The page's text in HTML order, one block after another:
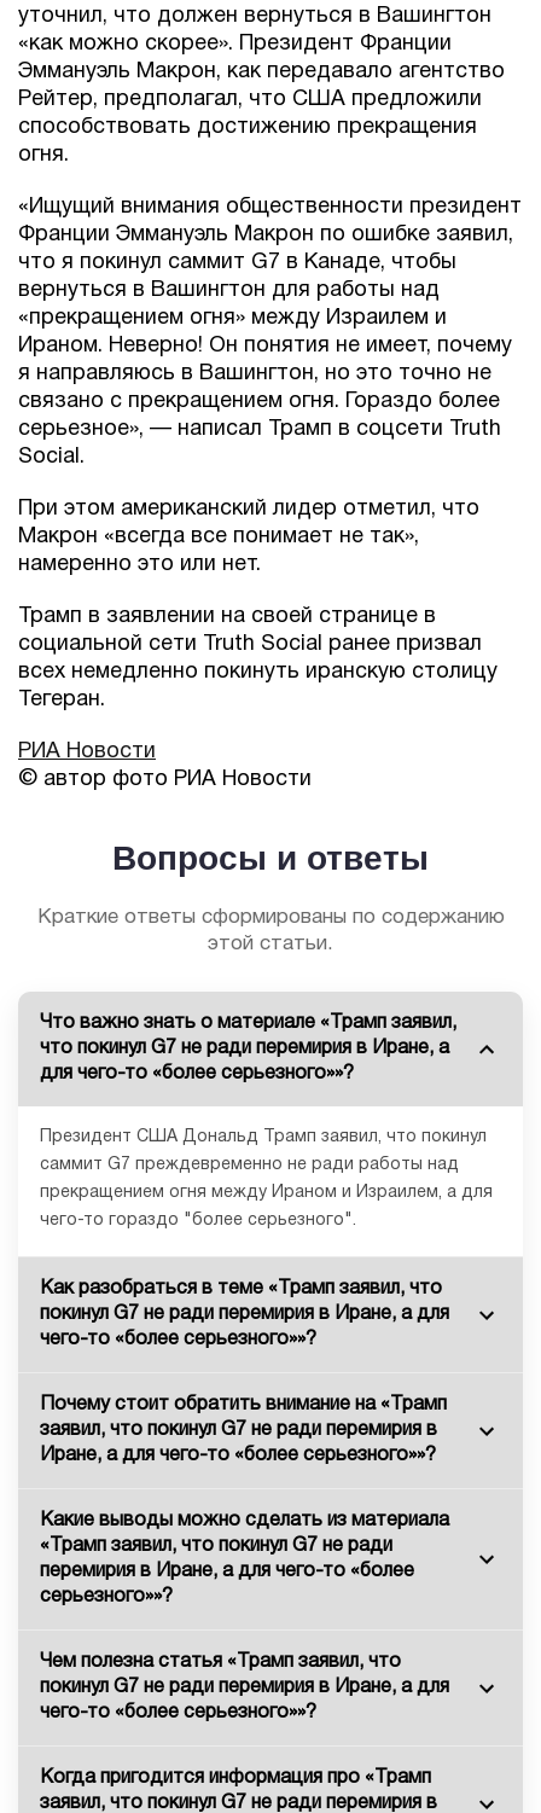
уточнил, что должен вернуться в Вашингтон
«как можно скорее». Президент Франции
Эммануэль Макрон, как передавало агентство
Рейтер, предполагал, что США предложили
способствовать достижению прекращения
огня.
«Ищущий внимания общественности президент
Франции Эммануэль Макрон по ошибке заявил,
что я покинул саммит G7 в Канаде, чтобы
вернуться в Вашингтон для работы над
«прекращением огня» между Израилем и
Ираном. Неверно! Он понятия не имеет, почему
я направляюсь в Вашингтон, но это точно не
связано с прекращением огня. Гораздо более
серьезное», — написал Трамп в соцсети Truth
Social.
При этом американский лидер отметил, что
Макрон «всегда все понимает не так»,
намеренно это или нет.
Трамп в заявлении на своей странице в
социальной сети Truth Social ранее призвал
всех немедленно покинуть иранскую столицу
Тегеран.
РИА Новости
© автор фото РИА Новости
Вопросы и ответы
Краткие ответы сформированы по содержанию
этой статьи.
Что важно знать о материале «Трамп заявил,
что покинул G7 не ради перемирия в Иране, а
для чего-то «более серьезного»»?
Президент США Дональд Трамп заявил, что покинул
саммит G7 преждевременно не ради работы над
прекращением огня между Ираном и Израилем, а для
чего-то гораздо "более серьезного".
Как разобраться в теме «Трамп заявил, что
покинул G7 не ради перемирия в Иране, а для
чего-то «более серьезного»»?
Почему стоит обратить внимание на «Трамп
заявил, что покинул G7 не ради перемирия в
Иране, а для чего-то «более серьезного»»?
Какие выводы можно сделать из материала
«Трамп заявил, что покинул G7 не ради
перемирия в Иране, а для чего-то «более
серьезного»»?
Чем полезна статья «Трамп заявил, что
покинул G7 не ради перемирия в Иране, а для
чего-то «более серьезного»»?
Когда пригодится информация про «Трамп
заявил, что покинул G7 не ради перемирия в